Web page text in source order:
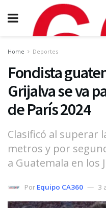
Home Deportes
Fondista
Grijalva se va
de París 2024
Clasificó al superar
metros y por
a Guatemala en los
Por Equipo CA360 3